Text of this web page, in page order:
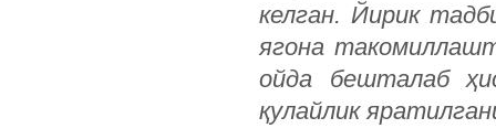
келган. Йирик
ягона
ойда бешталаб
қулайлик